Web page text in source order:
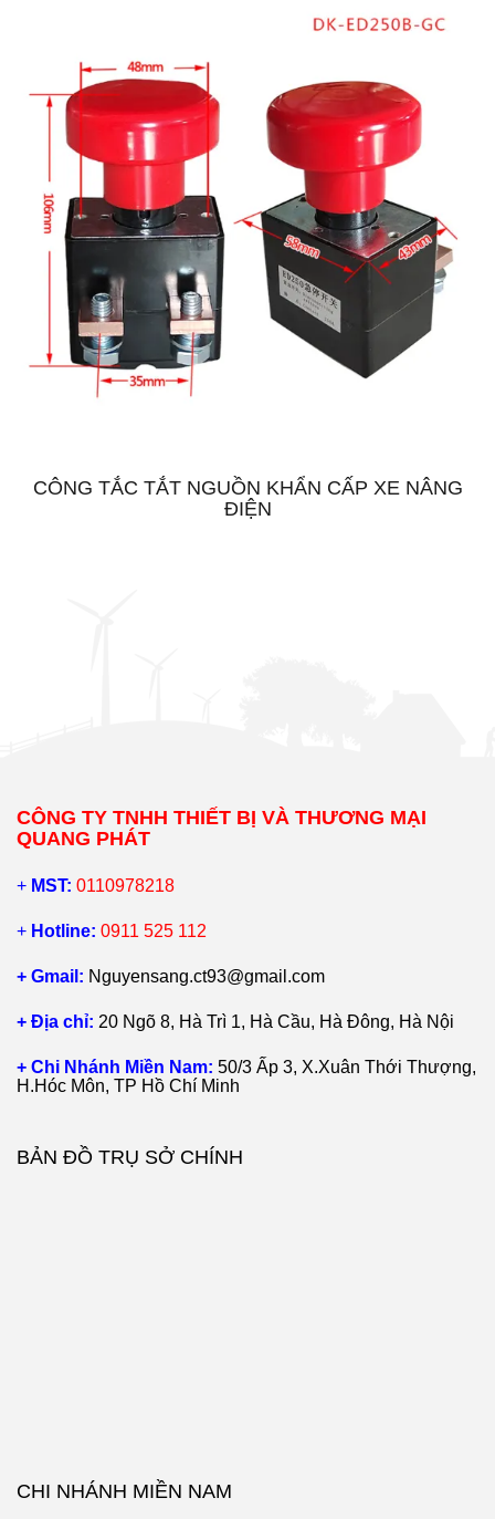
CÔNG TẮC TẮT NGUỒN KHẨN CẤP XE NÂNG
ĐIỆN
CÔNG TY TNHH THIẾT BỊ VÀ THƯƠNG MẠI
QUANG PHÁT
+ MST: 0110978218
+ Hotline: 0911 525 112
+ Gmail: Nguyensang.ct93@gmail.com
+ Địa chỉ: 20 Ngõ 8, Hà Trì 1, Hà Cầu, Hà Đông, Hà Nội
+ Chi Nhánh Miền Nam: 50/3 Ấp 3, X.Xuân Thới Thượng,
H.Hóc Môn, TP Hồ Chí Minh
BẢN ĐỒ TRỤ SỞ CHÍNH
CHI NHÁNH MIỀN NAM